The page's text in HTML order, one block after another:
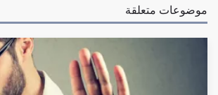
موضوعات متعلقة